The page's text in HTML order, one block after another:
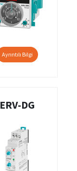
Ayrıntılı Bilgi
ERV-DG